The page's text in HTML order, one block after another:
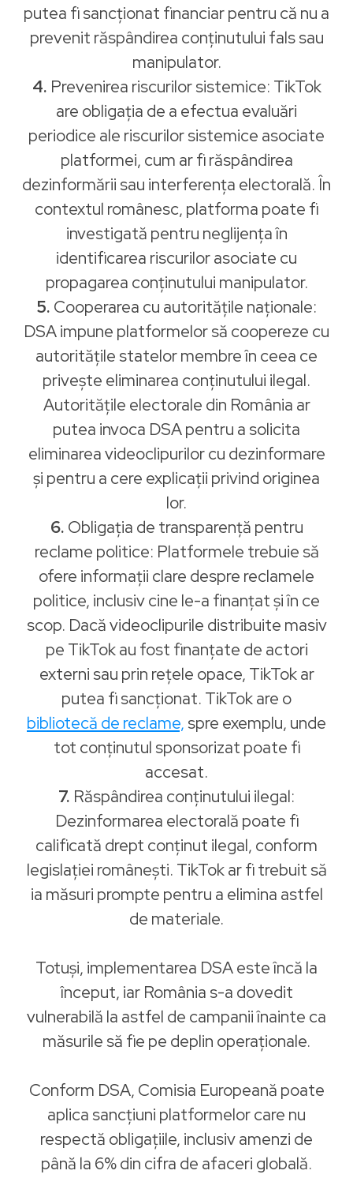
putea fi sancționat financiar pentru că nu a
prevenit răspândirea conținutului fals sau
manipulator.
4. Prevenirea riscurilor sistemice: TikTok
are obligația de a efectua evaluări
periodice ale riscurilor sistemice asociate
platformei, cum ar fi răspândirea
dezinformării sau interferența electorală. În
contextul românesc, platforma poate fi
investigată pentru neglijența în
identificarea riscurilor asociate cu
propagarea conținutului manipulator.
5. Cooperarea cu autoritățile naționale:
DSA impune platformelor să coopereze cu
autoritățile statelor membre în ceea ce
privește eliminarea conținutului ilegal.
Autoritățile electorale din România ar
putea invoca DSA pentru a solicita
eliminarea videoclipurilor cu dezinformare
și pentru a cere explicații privind originea
lor.
6. Obligația de transparență pentru
reclame politice: Platformele trebuie să
ofere informații clare despre reclamele
politice, inclusiv cine le-a finanțat și în ce
scop. Dacă videoclipurile distribuite masiv
pe TikTok au fost finanțate de actori
externi sau prin rețele opace, TikTok ar
putea fi sancționat. TikTok are o
bibliotecă de reclame, spre exemplu, unde
tot conținutul sponsorizat poate fi
accesat.
7. Răspândirea conținutului ilegal:
Dezinformarea electorală poate fi
calificată drept conținut ilegal, conform
legislației românești. TikTok ar fi trebuit să
ia măsuri prompte pentru a elimina astfel
de materiale.
Totuși, implementarea DSA este încă la
început, iar România s-a dovedit
vulnerabilă la astfel de campanii înainte ca
măsurile să fie pe deplin operaționale.
Conform DSA, Comisia Europeană poate
aplica sancțiuni platformelor care nu
respectă obligațiile, inclusiv amenzi de
până la 6% din cifra de afaceri globală.